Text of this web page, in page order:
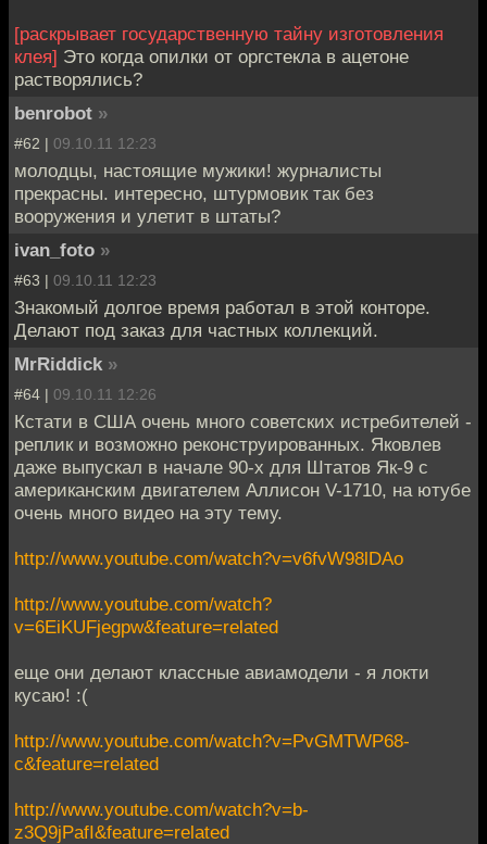
[раскрывает государственную тайну изготовления
клея] Это когда опилки от оргстекла в ацетоне
растворялись?
benrobot »
#62 | 09.10.11 12:23
молодцы, настоящие мужики! журналисты
прекрасны. интересно, штурмовик так без
вооружения и улетит в штаты?
ivan_foto »
#63 | 09.10.11 12:23
Знакомый долгое время работал в этой конторе.
Делают под заказ для частных коллекций.
MrRiddick »
#64 | 09.10.11 12:26
Кстати в США очень много советских истребителей -
реплик и возможно реконструированных. Яковлев
даже выпускал в начале 90-х для Штатов Як-9 с
американским двигателем Аллисон V-1710, на ютубе
очень много видео на эту тему.
http://www.youtube.com/watch?v=v6fvW98lDAo
http://www.youtube.com/watch?
v=6EiKUFjegpw&feature=related
еще они делают классные авиамодели - я локти
кусаю! :(
http://www.youtube.com/watch?v=PvGMTWP68-
c&feature=related
http://www.youtube.com/watch?v=b-
z3Q9jPafI&feature=related